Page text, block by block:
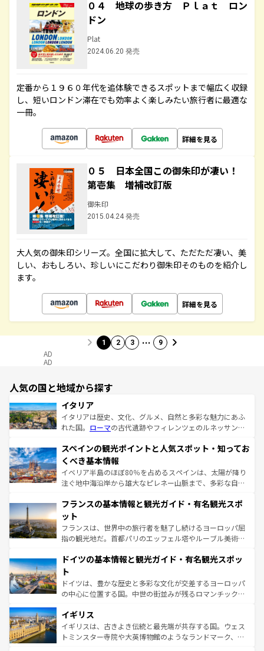
０４ 地球の歩き方 Ｐｌａｔ ロン
ドン
Plat
2024.06.20 発売
定番から１９６０年代を追体験できるスポットまで幅広く収録
し、短いロンドン滞在でも効率よく楽しみたい旅行者に最適な
一冊。
詳細を見る
０５ 日本全国この御朱印が凄い！
第壱集 増補改訂版
御朱印
2015.04.24 発売
大人気の御朱印シリーズ。全国に拡大して、ただただ凄い、美
しい、おもしろい、珍しいにこだわり御朱印そのものを紹介し
ます。
詳細を見る
1 2 3 … 9
AD
AD
人気の国と地域から探す
イタリア
イタリアは歴史、文化、グルメ、自然と多彩な魅力にあふ
れた国。 ローマの古代遺跡やフィレンツェのルネッサンス
ろん、トスカーナの美しい田園風景やアマルフィ海岸の絶
景など、自然景観も見逃せない。観光の合間には、本場の
ピザやパスタなど、絶品のイタリア料理を堪能することも
できる。朝目覚めてから夜眠るまで、すべての瞬間を楽し
なお、新着のイタリア情報はコンテンツ一覧を参照してほ
しい。
スペインの観光ポイントと人気スポット・知ってお
くべき基本情報
イベリア半島のほぼ80％を占めるスペインは、太陽が降り
注ぐ地中海沿岸から雄大なピレネー山脈まで、多彩な自然
文化が根付くこの国では、情熱的なフラメンコ、熱気あふ
れる闘牛、そして美味しいタパスが生活の一部となってい
る。首都マドリードの洗練された雰囲気や、バルセロナの
アートに溢れた街角から、地方では古代ローマ遺跡や中世
せる。地方によって風土や気候が異なるスペインはその個
ンテンツ一覧 を参照してほしい。
フランスの基本情報と観光ガイド・有名観光スポ
ット
フランスは、世界中の旅行者を魅了し続けるヨーロッパ屈
指の観光地だ。首都パリのエッフェル塔やルーブル美術館
で、幅広い魅力が詰まっている。華麗な宮殿、歴史的な大
聖堂、美しいビーチ、そして豊かな自然が、訪れる者を心
から魅了する。また、フランスは美食の国としても知ら
れ、フランス料理はユネスコ無形文化遺産にも登録されて
香り高いラベンダー畑など、多彩な楽しみ方が可能だ。さ
らに、パリ以外の地域にも魅力が溢れており、どの街角に
も豊かな歴史と文化が息づいている。パリ以外の個性あふ
ドイツの基本情報と観光ガイド・有名観光スポッ
ト
ドイツは、豊かな歴史と多彩な文化が交差するヨーロッパ
の中心に位置する国。中世の街並みが残るロマンチック街
顔を持つこの国は、どこを歩いても飽きることがない。ベ
ルリンの文化的活気、バイエルン州のアルプスの絶景、そ
してライン川沿いのワイン畑といった風景は必見。ビール
イギリス
イギリスは、古きよき伝統と最先端が共存する国。ウェス
トミンスター寺院や大英博物館のようなランドマーク、歴